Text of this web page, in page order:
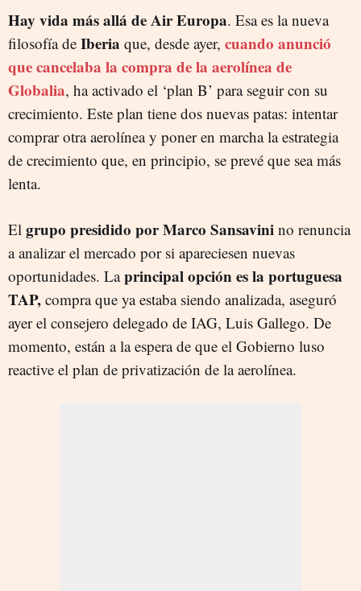
Hay vida más allá de Air Europa. Esa es la nueva
filosofía de Iberia que, desde ayer, cuando anunció
que cancelaba la compra de la aerolínea de
Globalia, ha activado el ‘plan B’ para seguir con su
crecimiento. Este plan tiene dos nuevas patas: intentar
comprar otra aerolínea y poner en marcha la estrategia
de crecimiento que, en principio, se prevé que sea más
lenta.
El grupo presidido por Marco Sansavini no renuncia
a analizar el mercado por si apareciesen nuevas
oportunidades. Laprincipal opción es la portuguesa
TAP, compra que ya estaba siendo analizada, aseguró
ayer el consejero delegado de IAG, Luis Gallego. De
momento, están a la espera de que el Gobierno luso
reactive el plan de privatización de la aerolínea.